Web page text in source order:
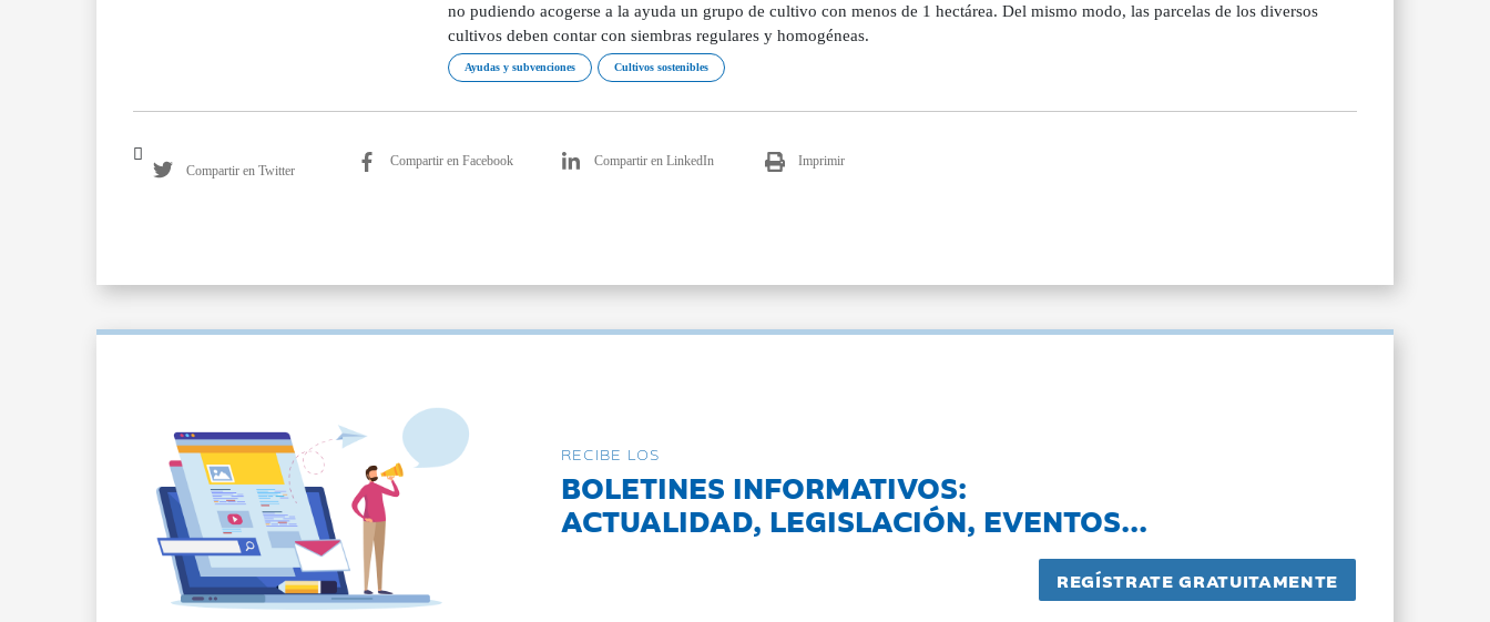
no pudiendo acogerse a la ayuda un grupo de cultivo con menos de 1 hectárea. Del mismo modo, las parcelas de los diversos
cultivos deben contar con siembras regulares y homogéneas.
Ayudas y subvenciones Cultivos sostenibles
Compartir en Twitter
Compartir en Facebook Compartir en LinkedIn Imprimir
RECIBE LOS
BOLETINES INFORMATIVOS:
ACTUALIDAD, LEGISLACIÓN, EVENTOS...